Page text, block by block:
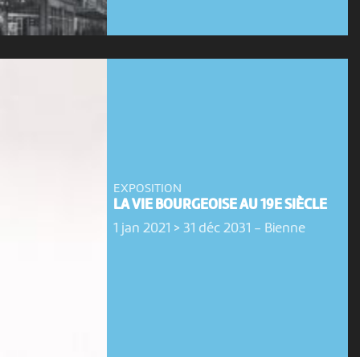
EXPOSITION
LA VIE BOURGEOISE AU 19E SIÈCLE
1 jan 2021 > 31 déc 2031 - Bienne